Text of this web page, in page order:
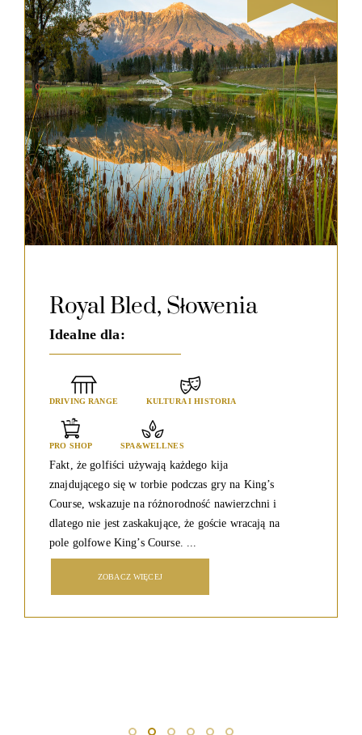
Royal Bled, Słowenia
Idealne dla:
DRIVING RANGE KULTURA I HISTORIA
PRO SHOP SPA&WELLNES
Fakt, że golfiści używają każdego kija
znajdującego się w torbie podczas gry na King’s
Course, wskazuje na różnorodność nawierzchni i
dlatego nie jest zaskakujące, że goście wracają na
pole golfowe King’s Course. ...
ZOBACZ WIĘCEJ